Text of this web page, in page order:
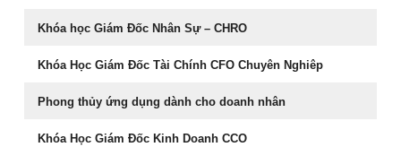
Khóa học Giám Đốc Nhân Sự – CHRO
Khóa Học Giám Đốc Tài Chính CFO Chuyên Nghiêp
Phong thủy ứng dụng dành cho doanh nhân
Khóa Học Giám Đốc Kinh Doanh CCO